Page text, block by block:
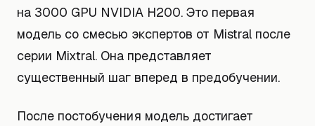
на 3000 GPU NVIDIA H200. Это первая
модель со смесью экспертов от Mistral после
серии Mixtral. Она представляет
существенный шаг вперед в предобучении.
После постобучения модель достигает